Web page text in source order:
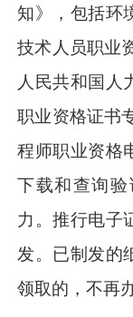
知》，包括环
技术人员职业
人民共和国人
职业资格证书
程师职业资格
下载和查询
力。推行电子
发。已制发的
领取的，不再